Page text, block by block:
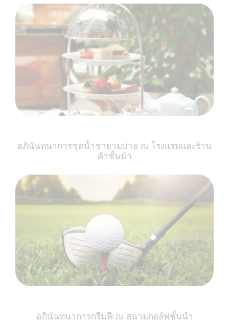
อภินันทนาการชุดน้ำชายามบ่าย ณ โรงแรมและร้าน
ค้าชั้นนำ
อภินันทนาการกรีนฟี ณ สนามกอล์ฟชั้นนำ